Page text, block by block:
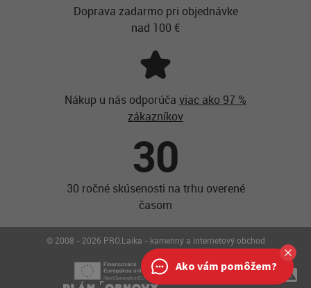
Doprava zadarmo pri objednávke
nad 100 €
Nákup u nás odporúča viac ako 97 %
zákazníkov
30
30 ročné skúsenosti na trhu overené
časom
© 2008 - 2026 PRO.Laika - kamenný a internetový obchod
Ako vám pomôžem?